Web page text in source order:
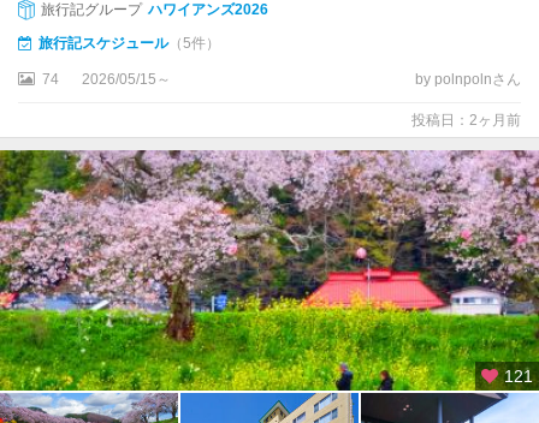
方
・
山
泉
奥
会
津
・
只
見
・
湯
野
旅行記グループ ハワイアンズ2026
旅行記スケジュール（5件）
74 2026/05/15～ by polnpolnさん
投稿日：2ヶ月前
121